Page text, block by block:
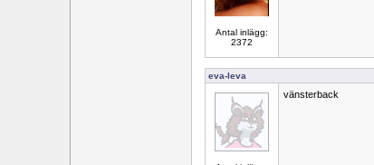
Antal inlägg:
2372
eva-leva
vänsterback